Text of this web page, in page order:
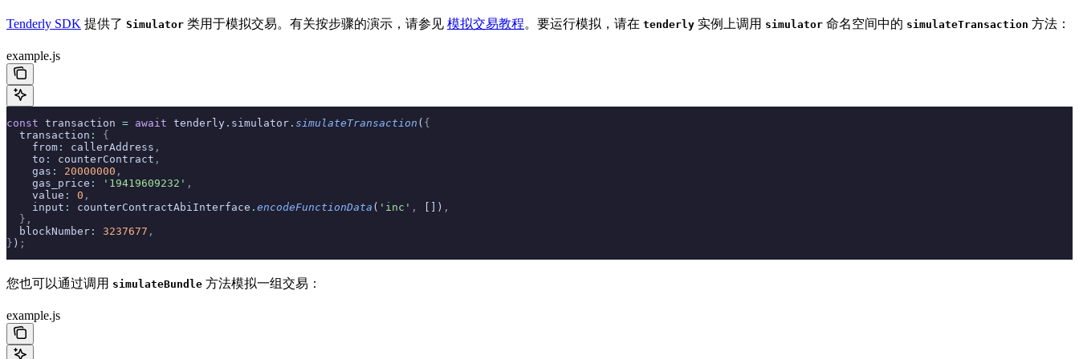
Tenderly SDK 提供了 Simulator 类用于模拟交易。有关按步骤的演示，请参见 模拟交易教程。要运行模拟，请在 tenderly 实例上调用 simulator 命名空间中的 simulateTransaction 方法：
example.js
const transaction = await tenderly . simulator . simulateTransaction ( {
  transaction
:
{
    from
: callerAddress ,
    to
: counterContract ,
    gas
: 20000000 ,
    gas_price
: '19419609232' ,
    value
: 0 ,
    input
: counterContractAbiInterface . encodeFunctionData ( 'inc' , []) ,
  },
  blockNumber
: 3237677 ,
} ) ;
您也可以通过调用 simulateBundle 方法模拟一组交易：
example.js